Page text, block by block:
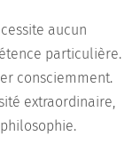
aucun
particulière.
consciemment.
extraordinaire,